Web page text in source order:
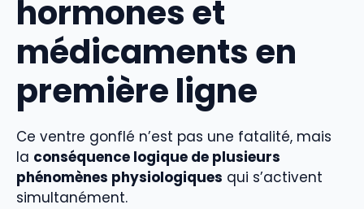
hormones et
médicaments en
première ligne
Ce ventre gonflé n’est pas une fatalité, mais
la conséquence logique de plusieurs
phénomènes physiologiques qui s’activent
simultanément.